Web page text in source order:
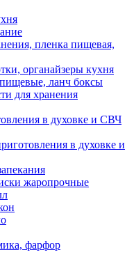
пленка пищевая,
органайзеры кухня
ланч боксы
для хранения
в духовке и СВЧ
в духовке и
жаропрочные
фарфор